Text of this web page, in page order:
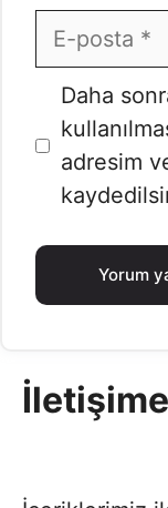
E-
posta
İnternet
sitesi
Daha
adresim